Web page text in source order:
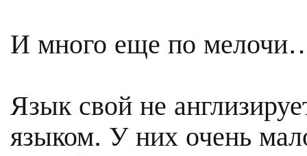
И много еще по
Язык свой не
языком. У них очень